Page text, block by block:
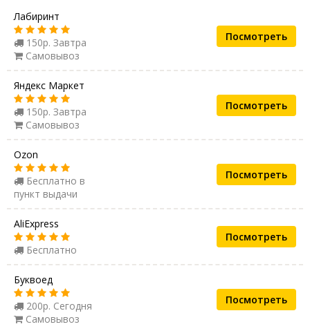
Лабиринт
150р. Завтра
Самовывоз
Посмотреть
Яндекс Маркет
150р. Завтра
Самовывоз
Посмотреть
Ozon
Бесплатно в
пункт выдачи
Посмотреть
AliExpress
Бесплатно
Посмотреть
Буквоед
200р. Сегодня
Самовывоз
Посмотреть